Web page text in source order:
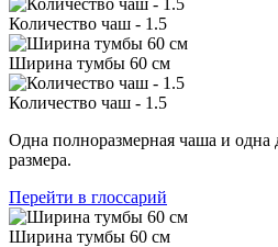
Количество чаш - 1.5
Ширина тумбы 60 см
Количество чаш - 1.5
Одна полноразмерная чаша и одна
размера.
Перейти в глоссарий
Ширина тумбы 60 см